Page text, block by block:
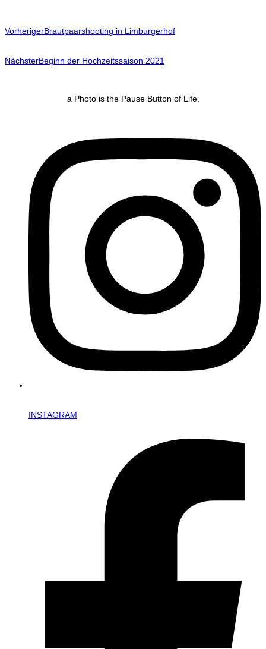
VorherigerBrautpaarshooting in Limburgerhof
NächsterBeginn der Hochzeitssaison 2021
a Photo is the Pause Button of Life.
INSTAGRAM